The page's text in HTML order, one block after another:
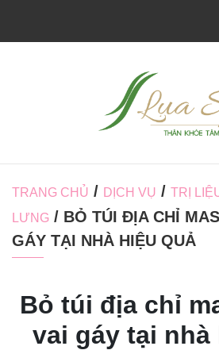
TRANG CHỦ / DỊCH VỤ / TRỊ
LƯNG / BỎ TÚI ĐỊA CHỈ
GÁY TẠI NHÀ HIỆU QUẢ
Bỏ túi địa chỉ
vai gáy tại nhà